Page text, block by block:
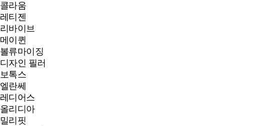
콜라움
레티젠
리바이브
메이퀸
볼류마이징
디자인 필러
보톡스
엘란쎄
레디어스
올리디아
밀리핏